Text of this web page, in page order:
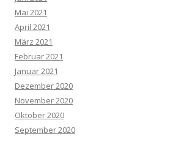
Mai 2021
April 2021
März 2021
Februar 2021
Januar 2021
Dezember 2020
November 2020
Oktober 2020
September 2020